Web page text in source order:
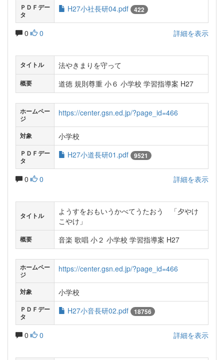
ＰＤＦデー
タ
H27小社長研04.pdf 422
0 0 詳細を表示
タイトル 法やきまりを守って
概要 道徳 規則尊重 小６ 小学校 学習指導案 H27
ホームペー
ジ
https://center.gsn.ed.jp/?page_id=466
対象 小学校
ＰＤＦデー
タ
H27小道長研01.pdf 9521
0 0 詳細を表示
タイトル
ようすをおもいうかべてうたおう 「夕やけ
こやけ」
概要 音楽 歌唱 小２ 小学校 学習指導案 H27
ホームペー
ジ
https://center.gsn.ed.jp/?page_id=466
対象 小学校
ＰＤＦデー
タ
H27小音長研02.pdf 18756
0 0 詳細を表示